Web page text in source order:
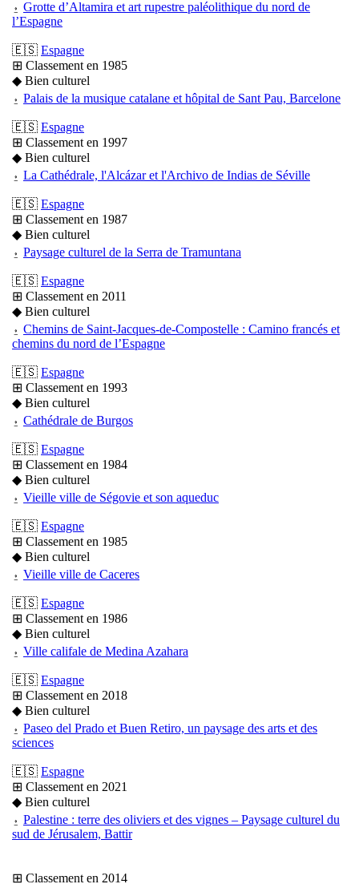
⍚ Grotte d’Altamira et art rupestre paléolithique du nord de
l’Espagne
🇪🇸 Espagne
⊞ Classement en 1985
◆ Bien culturel
⍚ Palais de la musique catalane et hôpital de Sant Pau, Barcelone
🇪🇸 Espagne
⊞ Classement en 1997
◆ Bien culturel
⍚ La Cathédrale, l'Alcázar et l'Archivo de Indias de Séville
🇪🇸 Espagne
⊞ Classement en 1987
◆ Bien culturel
⍚ Paysage culturel de la Serra de Tramuntana
🇪🇸 Espagne
⊞ Classement en 2011
◆ Bien culturel
⍚ Chemins de Saint-Jacques-de-Compostelle : Camino francés et
chemins du nord de l’Espagne
🇪🇸 Espagne
⊞ Classement en 1993
◆ Bien culturel
⍚ Cathédrale de Burgos
🇪🇸 Espagne
⊞ Classement en 1984
◆ Bien culturel
⍚ Vieille ville de Ségovie et son aqueduc
🇪🇸 Espagne
⊞ Classement en 1985
◆ Bien culturel
⍚ Vieille ville de Caceres
🇪🇸 Espagne
⊞ Classement en 1986
◆ Bien culturel
⍚ Ville califale de Medina Azahara
🇪🇸 Espagne
⊞ Classement en 2018
◆ Bien culturel
⍚ Paseo del Prado et Buen Retiro, un paysage des arts et des
sciences
🇪🇸 Espagne
⊞ Classement en 2021
◆ Bien culturel
⍚ Palestine : terre des oliviers et des vignes – Paysage culturel du
sud de Jérusalem, Battir
⊞ Classement en 2014